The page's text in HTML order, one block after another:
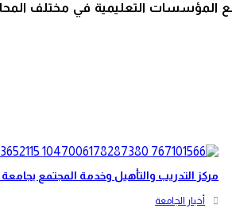
المؤسسات التعليمية في مختلف
مركز التدريب والتأهيل وخدمة المجتمع
أخبار الجامعة